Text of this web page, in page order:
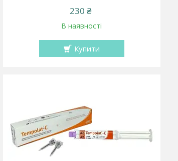
230 ₴
В наявності
Купити